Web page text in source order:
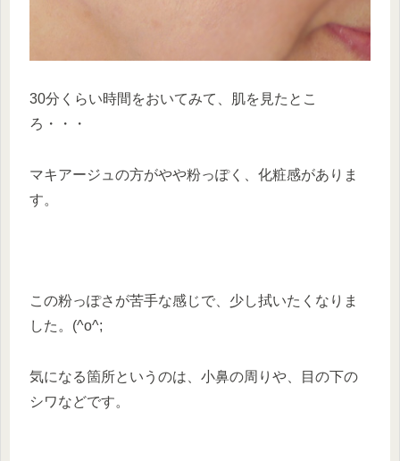
30分くらい時間をおいてみて、肌を見たとこ
ろ・・・
マキアージュの方がやや粉っぽく、化粧感がありま
す。
この粉っぽさが苦手な感じで、少し拭いたくなりま
した。(^o^;
気になる箇所というのは、小鼻の周りや、目の下の
シワなどです。